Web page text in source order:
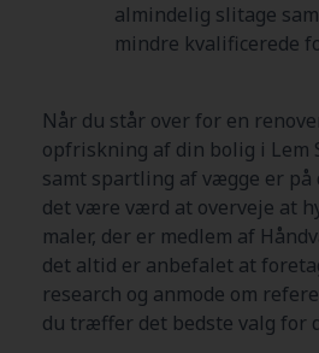
almindelig slitage
mindre kvalificerede
Når du står over for en
opfriskning af din bolig i Lem
samt spartling af vægge er på
det være værd at overveje at
maler, der er medlem af
det altid er anbefalet at
research og anmode om
du træffer det bedste valg for